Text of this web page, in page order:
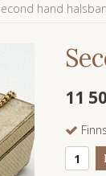
hand
11